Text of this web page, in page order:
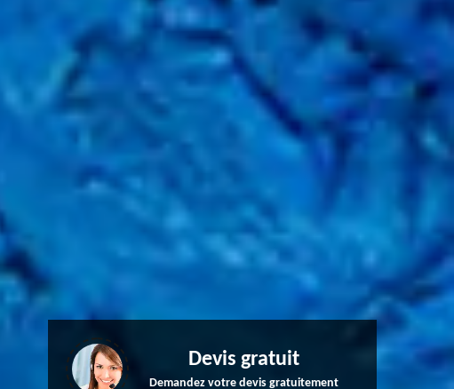
Devis gratuit
Demandez votre devis gratuitement